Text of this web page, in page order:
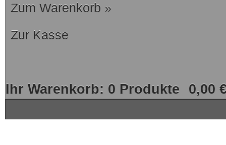
Zum Warenkorb »
Zur Kasse
Ihr Warenkorb: 0 Produkte 0,00